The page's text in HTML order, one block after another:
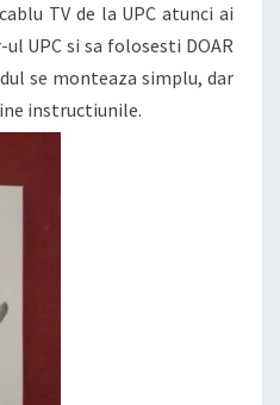
TV de la UPC atunci ai
ul UPC si sa folosesti DOAR
se monteaza simplu, dar
instructiunile.